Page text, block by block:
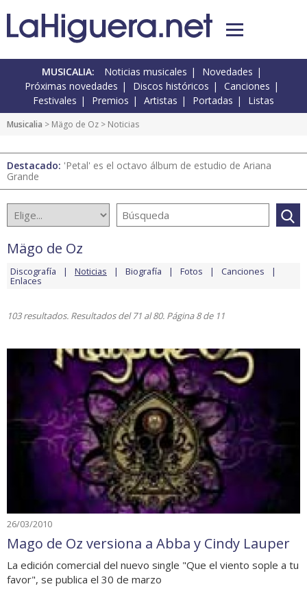
MUSICALIA: Noticias musicales
Novedades
Próximas novedades
Discos históricos
Canciones
Festivales
Premios Artistas Portadas Listas
Musicalia > Mägo de Oz > Noticias
Destacado: 'Petal' es el octavo álbum de estudio de Ariana
Grande
Mägo de Oz
Discografía Noticias Biografía Fotos Canciones
Enlaces
103 resultados. Resultados del 71 al 80. Página 8 de 11
26/03/2010
Mago de Oz versiona a Abba y Cindy Lauper
La edición comercial del nuevo single "Que el viento sople a tu
favor", se publica el 30 de marzo